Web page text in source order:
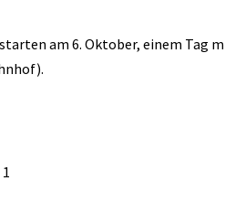
am 6. Oktober, einem